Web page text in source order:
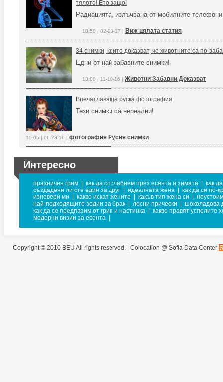
тялото! Ето защо!
Радиацията, излъчвана от мобилните
18:50 | 02-20-17 | Виж цялата статия
34 снимки, които доказват, че животните са по-
Едни от най-забавните снимки!
13:00 | 11-10-16 | Животни Забавни Доказват
Впечатляваща руска фотография
Тези снимки са нереални!
15:05 | 06-23-16 | фотография Русия снимки
Интересно
празничен грим как да отслабнем през есента и зимата
как
създадени ли сте един за друг
идеалната жена
как да си по-
изневери ми
какво искат жените какъв тип жена си
най-подходящите зодии за брак
лесни прически
шоколадова
как да се предпазим от грип и настинка
какво правят успелите
модерни визии за есента
Copyright © 2010 BEU All rights reserved. | Colocation @ Sofia Data Center